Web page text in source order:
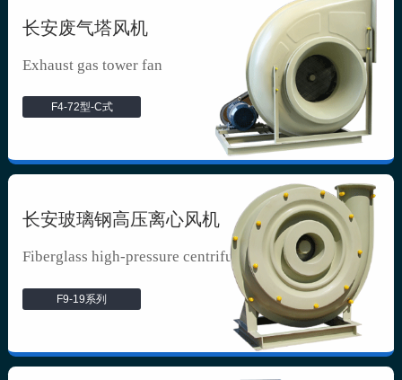
长安废气塔风机
Exhaust gas tower fan
F4-72型-C式
长安玻璃钢高压离心风机
Fiberglass high-pressure centrifuga...
F9-19系列